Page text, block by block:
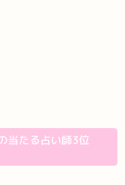
当たる占い師3位